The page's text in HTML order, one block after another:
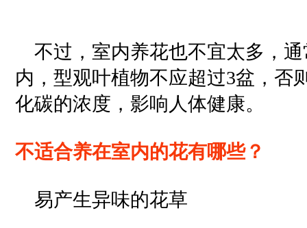
不过，室内养花也不宜太多，通
内，型观叶植物不应超过3盆，否
化碳的浓度，影响人体健康。
不适合养在室内的花有哪些？
易产生异味的花草